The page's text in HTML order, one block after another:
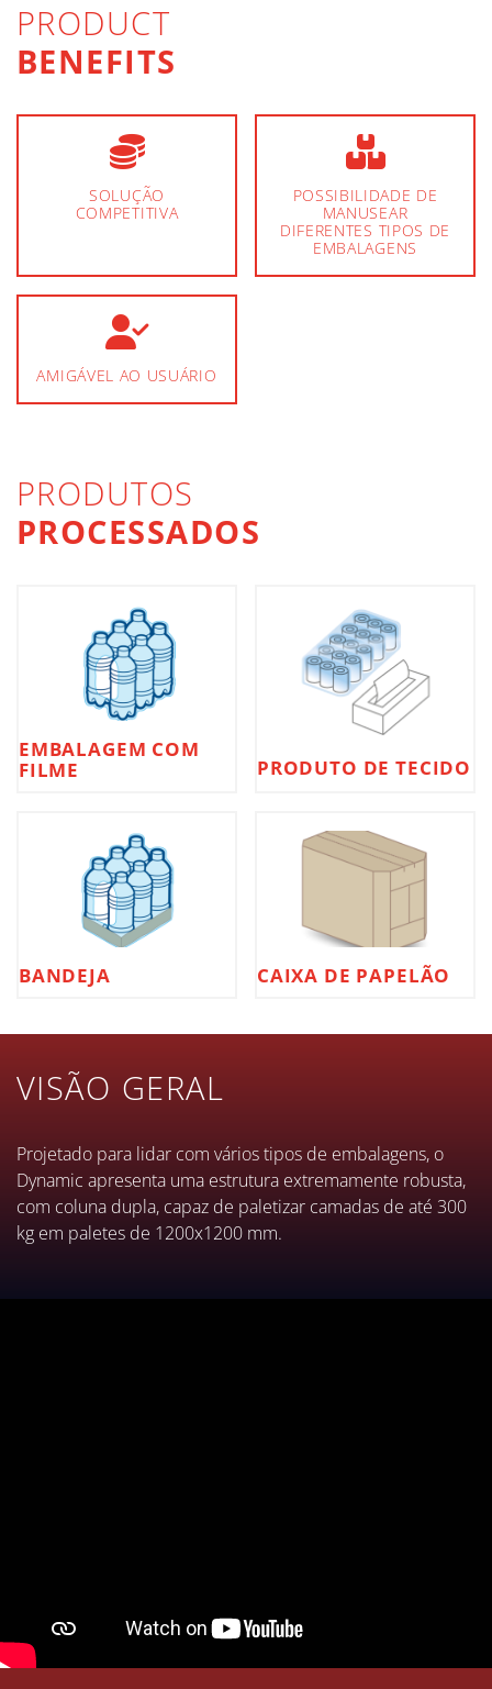
PRODUCT
BENEFITS
SOLUÇÃO
COMPETITIVA
POSSIBILIDADE DE
MANUSEAR
DIFERENTES TIPOS DE
EMBALAGENS
AMIGÁVEL AO USUÁRIO
PRODUTOS
PROCESSADOS
EMBALAGEM COM
FILME
PRODUTO DE TECIDO
BANDEJA CAIXA DE PAPELÃO
VISÃO GERAL
Projetado para lidar com vários tipos de embalagens, o
Dynamic apresenta uma estrutura extremamente robusta,
com coluna dupla, capaz de paletizar camadas de até 300
kg em paletes de 1200x1200 mm.